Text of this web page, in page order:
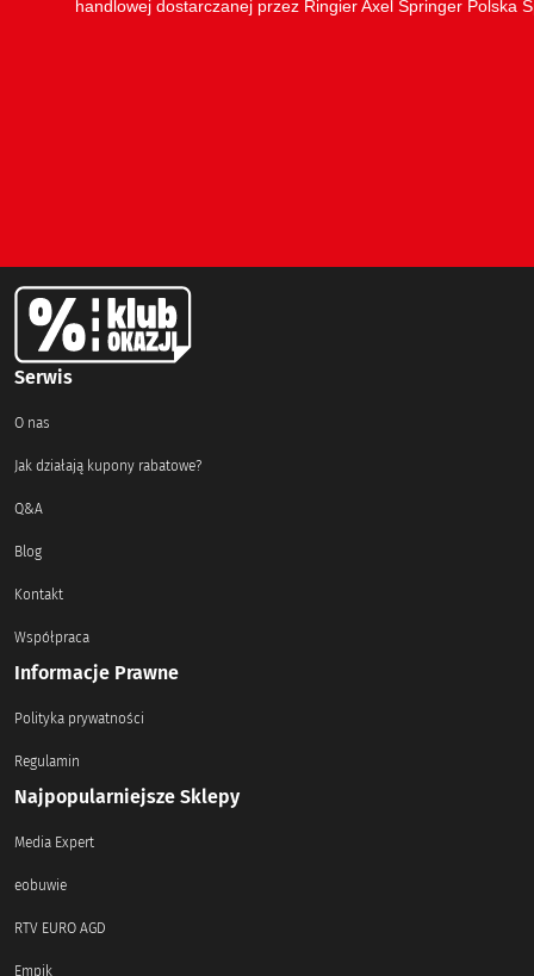
Serwis
O nas
Jak działają kupony rabatowe?
Q&A
Blog
Kontakt
Współpraca
Informacje Prawne
Polityka prywatności
Regulamin
Najpopularniejsze Sklepy
Media Expert
eobuwie
RTV EURO AGD
Empik